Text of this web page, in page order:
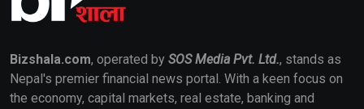
Bizshala.com, operated by SOS Media Pvt. Ltd., stands as
Nepal's premier financial news portal. With a keen focus on
the economy, capital markets, real estate, banking and